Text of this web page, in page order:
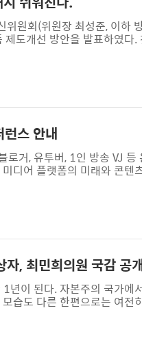
원회(위원장 최성준, 이하
도개선 방안을 발표하였다
)이 증가하는 구조였기 때문
에 대한 기여분을 반영하는
스 안내
거, 유투버, 1인 방송 VJ
디어 플랫폼의 미래와 콘
의 미래와 콘텐츠 전략 컨퍼
으로 최성진 인터넷기업협
, 최민희의원 국감 공
이 된다. 자본주의 국가에
습도 다른 한편으로는 여
차별이 개선되었고 이동통
효과 미비등을 주장하며 대